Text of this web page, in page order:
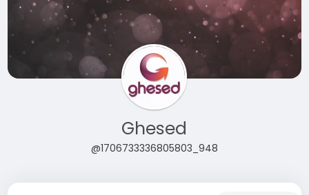
Ghesed
@1706733336805803_948